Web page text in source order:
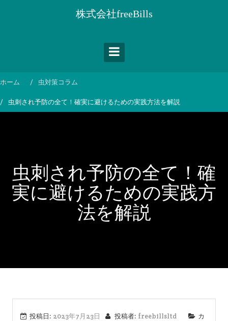
ス
ッ
株式会社freeBills
ホーム 虫対策コラム
虫刺され予防の全て！確実に避けるための実践方法を解説
虫刺され予防の全て！確
実に避けるための実践方
法を解説
投稿日: 2023年7月23日 投稿者: freebillsltd
カ